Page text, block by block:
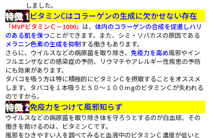
しました。
ビタミンCはコラーゲンの生成に欠かせない存在
「MVPビタミンＣ－1000」 は、体内のコラーゲンの合成を促進しハリ
のある肌を保つことができます。また、シミ・ソバカスの原因である
メラニン色素の生成を抑制する働きもあります。
さらに、ウイルスなどの病原菌を取り除き、免疫力を高め風邪やイン
フルエンザなどの感染症の予防、リウマチやアレルギー性疾患の予防
にも効果があります。
タバコを吸う方は特に積極的にビタミンＣを摂取することをオススメ
します。タバコを１本吸うと５０～１００mgのビタミンＣが失われる
のですから。
免疫力をつけて風邪知らず
ウイルスなどの病原菌を取り除き体を守ろうとするのが白血球。その
働きを助けるのは、ビタミンＣです。
風邪をひきやすい人を調べてみると血液中のビタミンＣ濃度が低いと